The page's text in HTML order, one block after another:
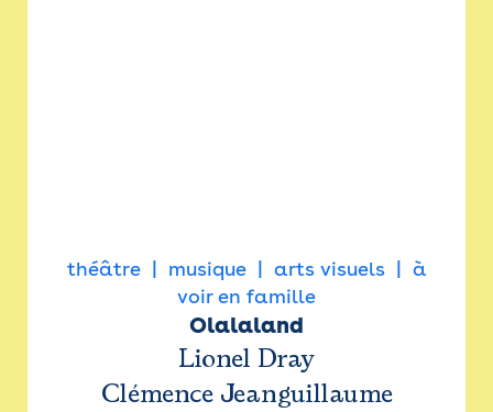
théâtre musique arts visuels
à
voir en famille
Olalaland
Lionel Dray
Clémence Jeanguillaume